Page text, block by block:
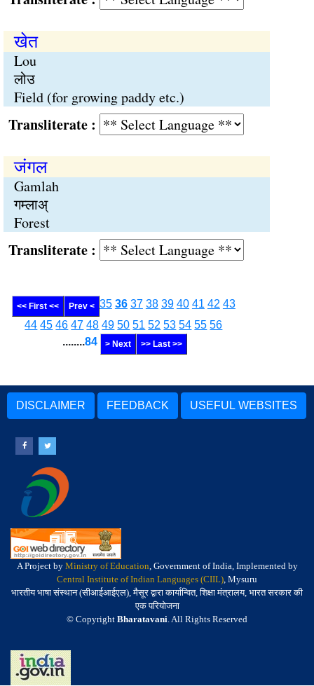
खेत
Lou
लोउ
Field (for growing paddy etc.)
:
जंगल
Gamlah
गम्लाअ्
Forest
:
<< First << Prev < 35 36 37 38 39 40 41 42 43
44 45 46 47 48 49 50 51 52 53 54 55 56
........84 > Next >> Last >>
DISCLAIMER FEEDBACK USEFUL WEBSITES
A Project by Ministry of Education, Government of India, Implemented by
Central Institute of Indian Languages (CIIL), Mysuru
भारतीय भाषा संस्थान (सीआईआईएल), मैसूर द्वारा कार्यान्वित, शिक्षा मंत्रालय, भारत सरकार की
एक परियोजना
© Copyright Bharatavani. All Rights Reserved